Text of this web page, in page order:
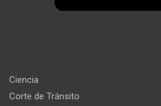
Ciencia
Corte de Tránsito